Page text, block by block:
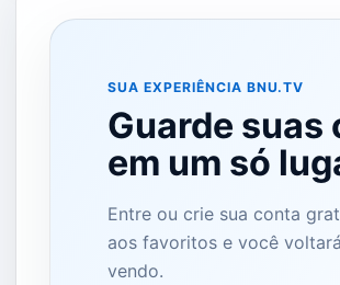
SUA EXPERIÊNCIA BNU.TV
Guarde
em um só
Entre ou crie sua conta
aos favoritos e você
vendo.